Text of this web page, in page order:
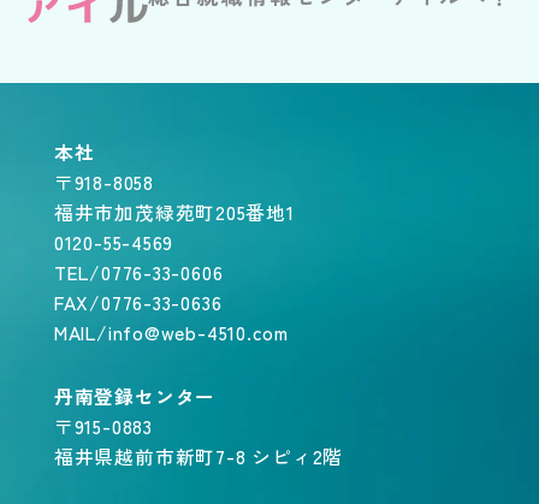
本社
〒918-8058
福井市加茂緑苑町205番地1
0120-55-4569
TEL/0776-33-0606
FAX/0776-33-0636
MAIL/info@web-4510.com
丹南登録センター
〒915-0883
福井県越前市新町7-8 シピィ2階